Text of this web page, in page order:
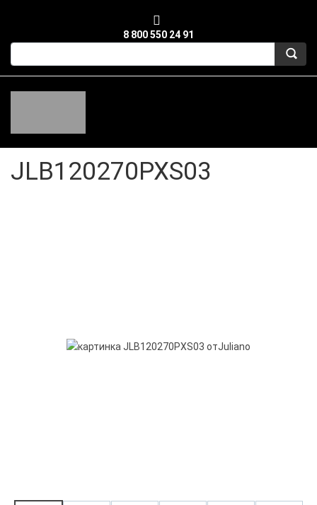
8 800 550 24 91
JLB120270PXS03